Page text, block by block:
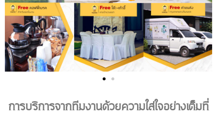
การบริการจากทีมงานด้วยความใส่ใจอย่างเต็มที่